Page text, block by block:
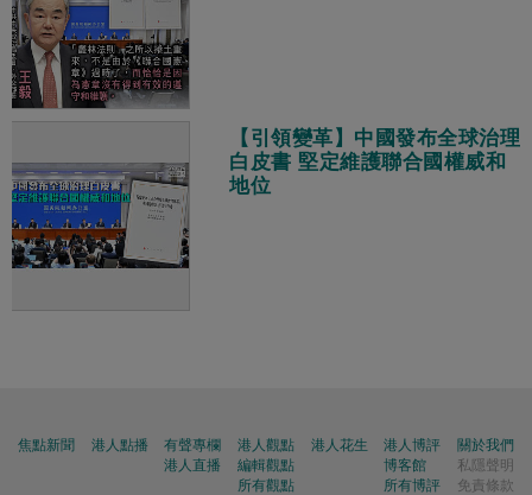
【引領變革】中國發布全球治理
白皮書 堅定維護聯合國權威和
地位
焦點新聞 港人點播
有聲專欄
港人直播
港人觀點
編輯觀點
所有觀點
港人花生
港人博評
博客館
所有博評
關於我們
私隱聲明
免責條款